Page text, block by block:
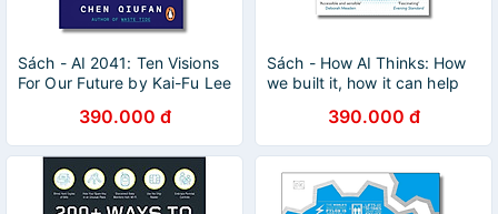
Sách - AI 2041: Ten Visions
For Our Future by Kai-Fu Lee
Ngoại văn390.000 đ
Sách - How AI Thinks: How
we built it, how it can help
it by Nigel Toon
390.000 đ